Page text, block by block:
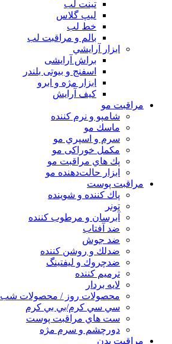
تینت لب
لیپ گلاس
خط لب
بالم و مراقبت لب
ابزار آرايشي
براش آرایشی
اسفنج و بیوتی بلندر
ابزار مژه و ابرو
کیف آرایش
مراقبت مو
شامپو و نرم كننده
ماسك مو
سرم و اسپري مو
مكمل خوراكی مو
پك هاي مراقبت مو
ابزار حالت‌دهنده مو
مراقبت پوست
پاك كننده و شوينده
تونر
آبرسان و مرطوب كننده
ضد آفتاب
ضد جوش
ضدلك و روشن كننده
ضدچروك و ليفتينگ
ترميم كننده
لايه بردار
محصولات روز / محصولات شب
سي سي كرم/بي بي كرم
ست هاي مراقبت پوست
دورچشم و سرم مژه
مراقبت بدن